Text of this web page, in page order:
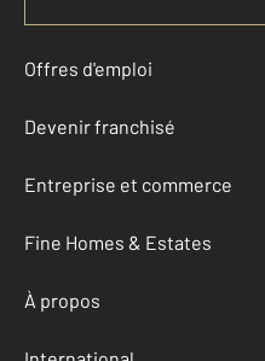
Offres d'emploi
Devenir franchisé
Entreprise et commerce
Fine Homes & Estates
À propos